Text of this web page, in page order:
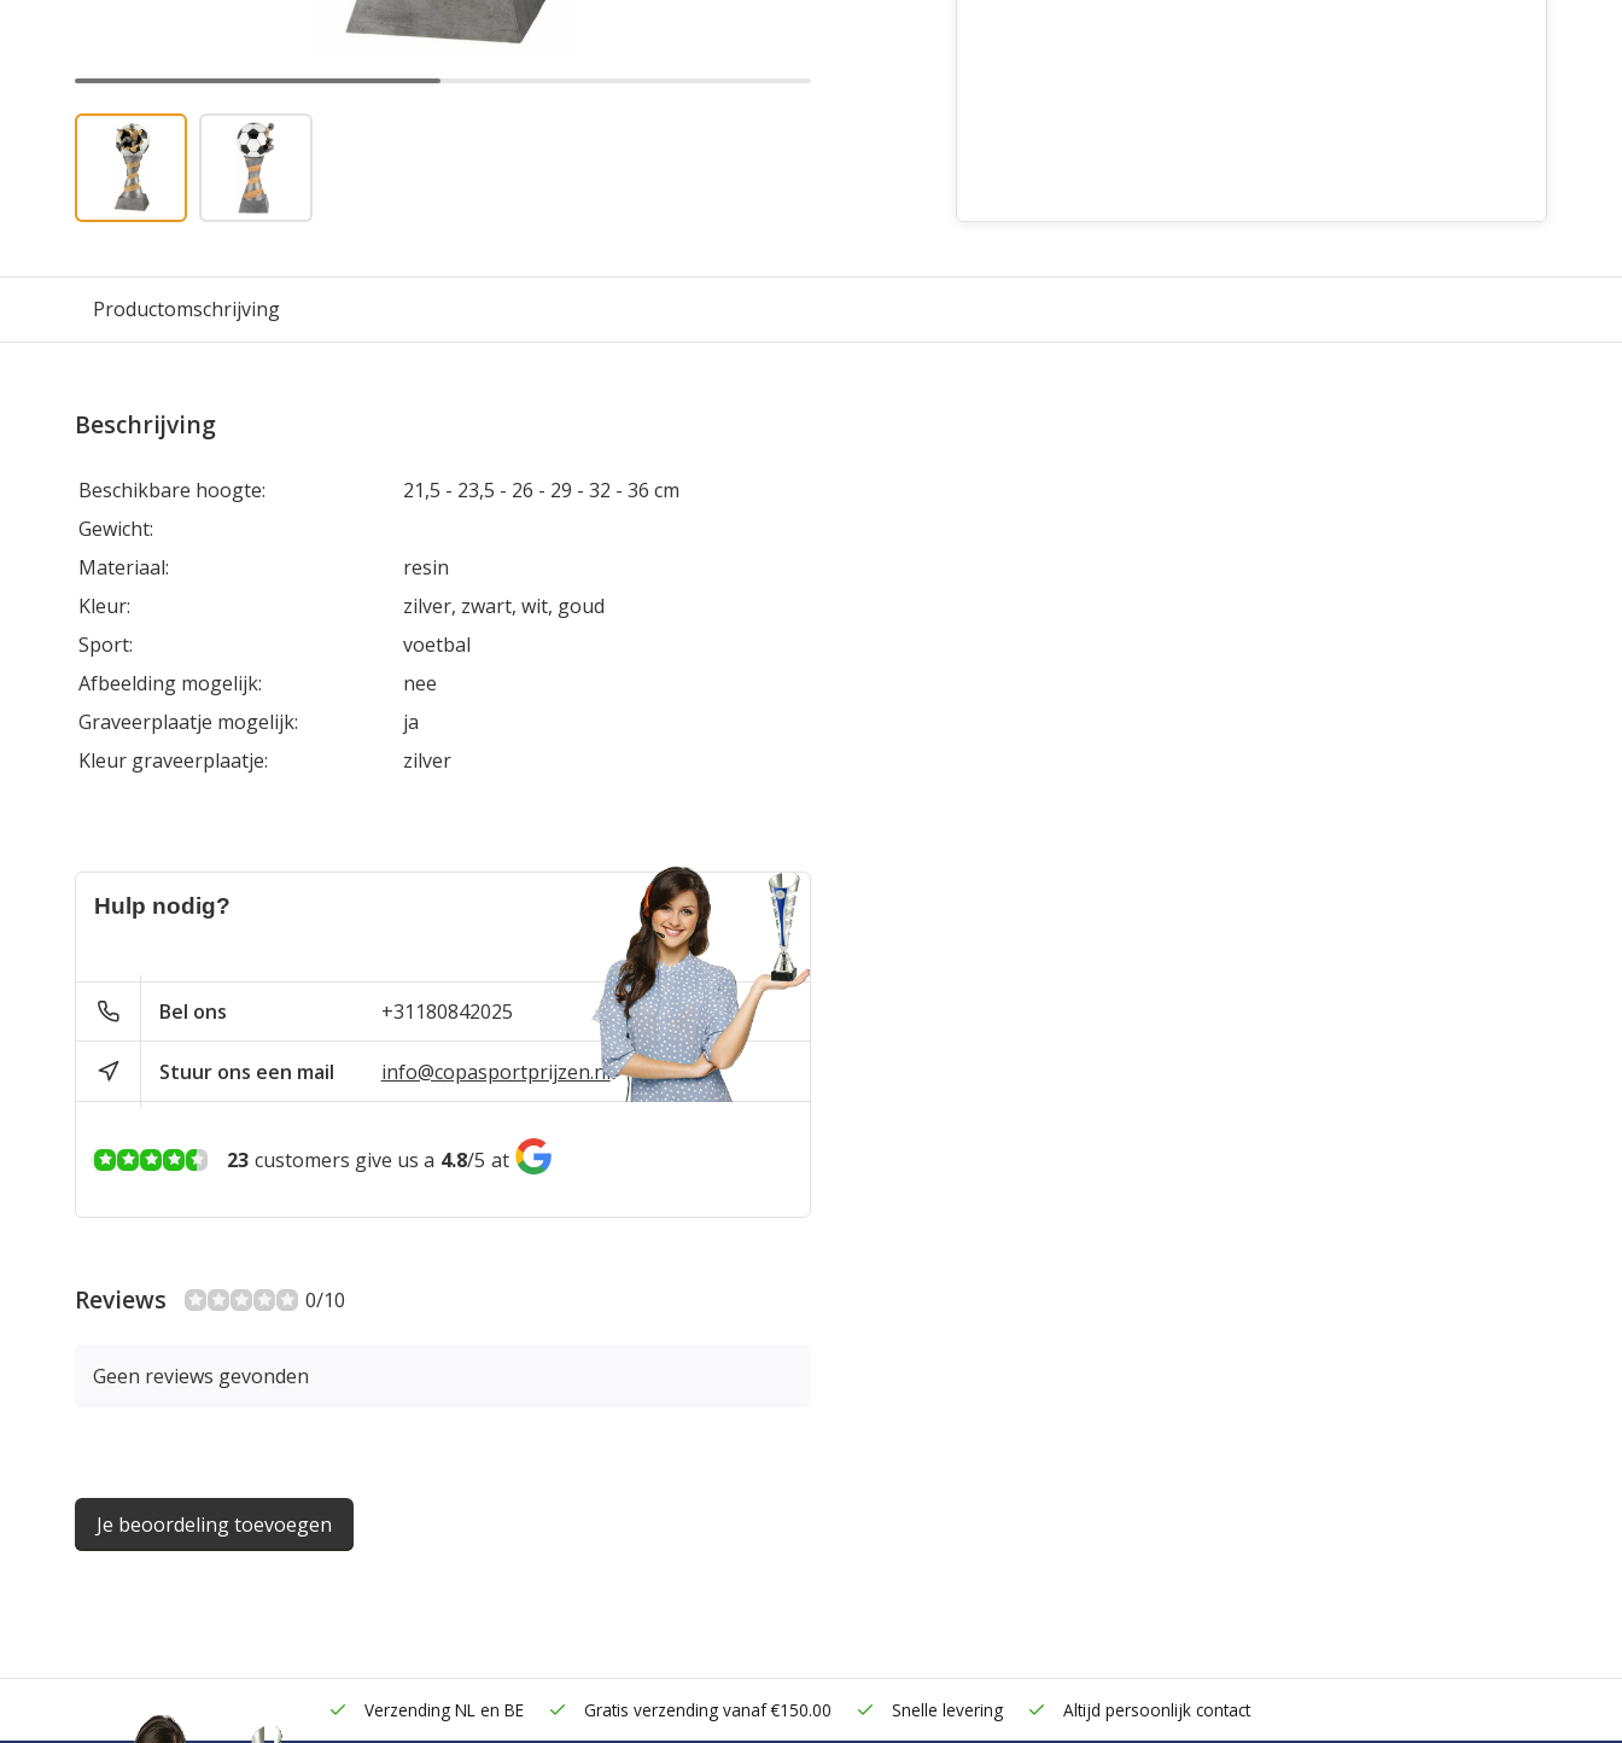
Productomschrijving
Beschrijving
Beschikbare hoogte:
21,5 - 23,5 - 26 - 29 - 32 - 36 cm
Gewicht:
Materiaal:
resin
Kleur:
zilver, zwart, wit, goud
Sport:
voetbal
Afbeelding mogelijk:
nee
Graveerplaatje mogelijk:
ja
Kleur graveerplaatje:
zilver
Hulp nodig?
Bel ons +31180842025
Stuur ons een mail info@copasportprijzen.nl
23 customers give us a 4.8/5 at
Reviews 0/10
Geen reviews gevonden
Je beoordeling toevoegen
Verzending NL en BE Gratis verzending vanaf €150.00 Snelle levering Altijd persoonlijk contact